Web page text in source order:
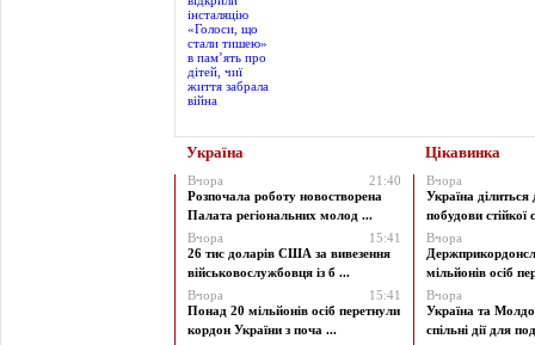
Україна Цікавинка
Вчора
21:40
Розпочала роботу новостворена
Палата регіональних молод ...
Вчора
15:41
26 тис доларів США за вивезення
військовослужбовця із б ...
Вчора
15:41
Понад 20 мільйонів осіб перетнули
кордон України з поча ...
Вчора
Україна ділиться
побудови стійкої
Вчора
мільйонів осіб
Вчора
Україна та
спільні дії для